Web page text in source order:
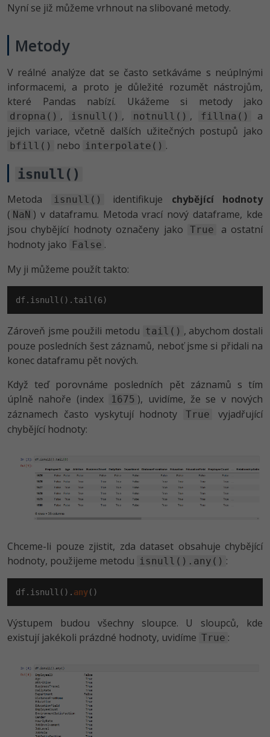
Sítě
Fórum
Nyní se již můžeme vrhnout na slibované metody.
Metody
V reálné analýze dat se často setkáváme s neúplnými
informacemi, a proto je důležité rozumět nástrojům,
které Pandas nabízí. Ukážeme si metody jako
dropna() , isnull() , notnull() , fillna()
a
jejich variace, včetně dalších užitečných postupů jako
bfill() nebo interpolate() .
isnull()
Metoda isnull() identifikuje chybějící hodnoty
( NaN ) v dataframu. Metoda vrací nový dataframe, kde
jsou chybějící hodnoty označeny jako
True
a ostatní
hodnoty jako False .
My ji můžeme použít takto:
df.isnull().tail(6)
Zároveň jsme použili metodu tail() , abychom dostali
pouze posledních šest záznamů, neboť jsme si přidali na
konec dataframu pět nových.
Když teď porovnáme posledních pět záznamů s tím
úplně nahoře (index
1675 ), uvidíme, že se v nových
záznamech často vyskytují hodnoty
True
vyjadřující
chybějící hodnoty:
Chceme-li pouze zjistit, zda dataset obsahuje chybějící
hodnoty, použijeme metodu isnull().any() :
df.isnull(). any()
Výstupem budou všechny sloupce. U sloupců, kde
existují jakékoli prázdné hodnoty, uvidíme True :